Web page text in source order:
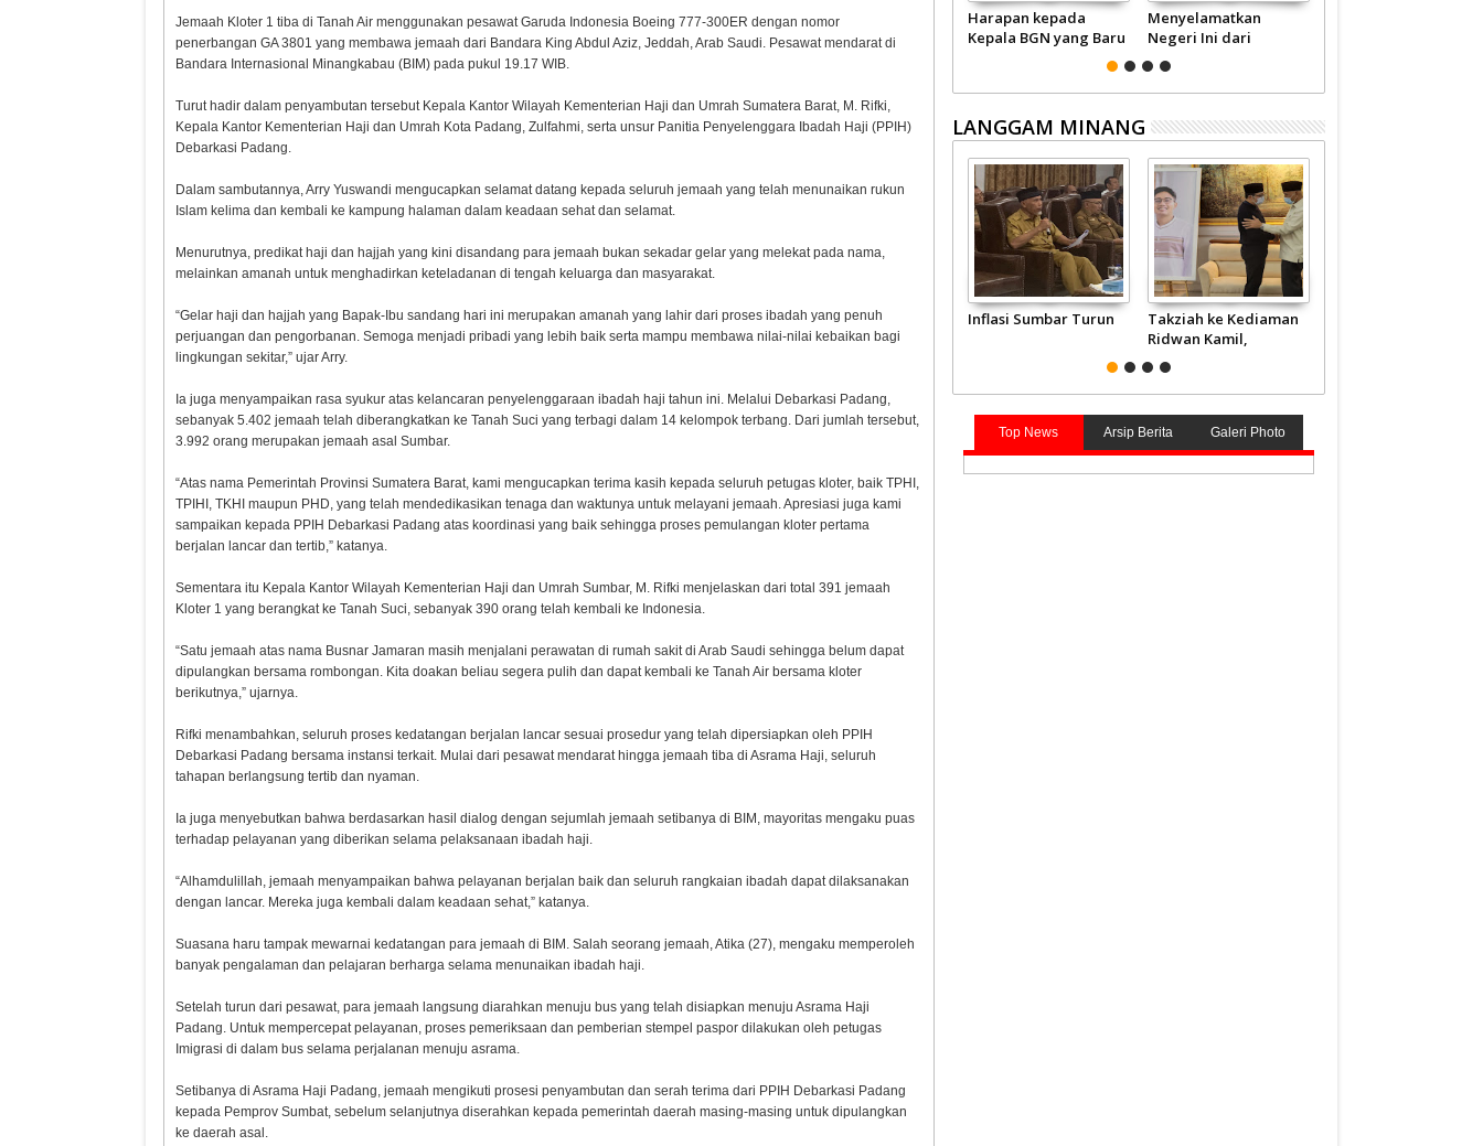
Jemaah Kloter 1 tiba di Tanah Air menggunakan pesawat Garuda Indonesia Boeing 777-300ER dengan nomor
penerbangan GA 3801 yang membawa jemaah dari Bandara King Abdul Aziz, Jeddah, Arab Saudi. Pesawat mendarat di
Bandara Internasional Minangkabau (BIM) pada pukul 19.17 WIB.
Turut hadir dalam penyambutan tersebut Kepala Kantor Wilayah Kementerian Haji dan Umrah Sumatera Barat, M. Rifki,
Kepala Kantor Kementerian Haji dan Umrah Kota Padang, Zulfahmi, serta unsur Panitia Penyelenggara Ibadah Haji (PPIH)
Debarkasi Padang.
Dalam sambutannya, Arry Yuswandi mengucapkan selamat datang kepada seluruh jemaah yang telah menunaikan rukun
Islam kelima dan kembali ke kampung halaman dalam keadaan sehat dan selamat.
Menurutnya, predikat haji dan hajjah yang kini disandang para jemaah bukan sekadar gelar yang melekat pada nama,
melainkan amanah untuk menghadirkan keteladanan di tengah keluarga dan masyarakat.
“Gelar haji dan hajjah yang Bapak-Ibu sandang hari ini merupakan amanah yang lahir dari proses ibadah yang penuh
perjuangan dan pengorbanan. Semoga menjadi pribadi yang lebih baik serta mampu membawa nilai-nilai kebaikan bagi
lingkungan sekitar,” ujar Arry.
Ia juga menyampaikan rasa syukur atas kelancaran penyelenggaraan ibadah haji tahun ini. Melalui Debarkasi Padang,
sebanyak 5.402 jemaah telah diberangkatkan ke Tanah Suci yang terbagi dalam 14 kelompok terbang. Dari jumlah tersebut,
3.992 orang merupakan jemaah asal Sumbar.
“Atas nama Pemerintah Provinsi Sumatera Barat, kami mengucapkan terima kasih kepada seluruh petugas kloter, baik TPHI,
TPIHI, TKHI maupun PHD, yang telah mendedikasikan tenaga dan waktunya untuk melayani jemaah. Apresiasi juga kami
sampaikan kepada PPIH Debarkasi Padang atas koordinasi yang baik sehingga proses pemulangan kloter pertama
berjalan lancar dan tertib,” katanya.
Sementara itu Kepala Kantor Wilayah Kementerian Haji dan Umrah Sumbar, M. Rifki menjelaskan dari total 391 jemaah
Kloter 1 yang berangkat ke Tanah Suci, sebanyak 390 orang telah kembali ke Indonesia.
“Satu jemaah atas nama Busnar Jamaran masih menjalani perawatan di rumah sakit di Arab Saudi sehingga belum dapat
dipulangkan bersama rombongan. Kita doakan beliau segera pulih dan dapat kembali ke Tanah Air bersama kloter
berikutnya,” ujarnya.
Rifki menambahkan, seluruh proses kedatangan berjalan lancar sesuai prosedur yang telah dipersiapkan oleh PPIH
Debarkasi Padang bersama instansi terkait. Mulai dari pesawat mendarat hingga jemaah tiba di Asrama Haji, seluruh
tahapan berlangsung tertib dan nyaman.
Ia juga menyebutkan bahwa berdasarkan hasil dialog dengan sejumlah jemaah setibanya di BIM, mayoritas mengaku puas
terhadap pelayanan yang diberikan selama pelaksanaan ibadah haji.
“Alhamdulillah, jemaah menyampaikan bahwa pelayanan berjalan baik dan seluruh rangkaian ibadah dapat dilaksanakan
dengan lancar. Mereka juga kembali dalam keadaan sehat,” katanya.
Suasana haru tampak mewarnai kedatangan para jemaah di BIM. Salah seorang jemaah, Atika (27), mengaku memperoleh
banyak pengalaman dan pelajaran berharga selama menunaikan ibadah haji.
Setelah turun dari pesawat, para jemaah langsung diarahkan menuju bus yang telah disiapkan menuju Asrama Haji
Padang. Untuk mempercepat pelayanan, proses pemeriksaan dan pemberian stempel paspor dilakukan oleh petugas
Imigrasi di dalam bus selama perjalanan menuju asrama.
Setibanya di Asrama Haji Padang, jemaah mengikuti prosesi penyambutan dan serah terima dari PPIH Debarkasi Padang
kepada Pemprov Sumbat, sebelum selanjutnya diserahkan kepada pemerintah daerah masing-masing untuk dipulangkan
ke daerah asal.
Harapan kepada
Kepala BGN yang Baru
Menyelamatkan
Negeri Ini dari
Narkoba
LANGGAM MINANG
Inflasi Sumbar Turun
Takziah ke Kediaman
Ridwan Kamil,
Gubernur Mahyeldi
Doakan Eril Syahid
Top News Arsip Berita Galeri Photo